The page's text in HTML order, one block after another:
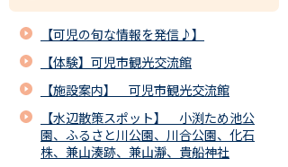
【可児の旬な情報を発信♪】
【体験】可児市観光交流館
【施設案内】 可児市観光交流館
【水辺散策スポット】 小渕ため池公
園、ふるさと川公園、川合公園、化石
株、兼山湊跡、兼山瀞、貴船神社